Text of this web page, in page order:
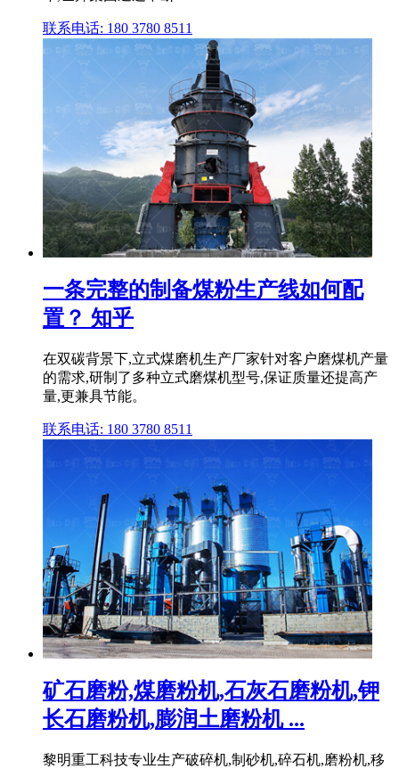
联系电话: 180 3780 8511
一条完整的制备煤粉生产线如何配
置？ 知乎
在双碳背景下,立式煤磨机生产厂家针对客户磨煤机产量
的需求,研制了多种立式磨煤机型号,保证质量还提高产
量,更兼具节能。
联系电话: 180 3780 8511
矿石磨粉,煤磨粉机,石灰石磨粉机,钾
长石磨粉机,膨润土磨粉机 ...
黎明重工科技专业生产破碎机,制砂机,碎石机,磨粉机,移